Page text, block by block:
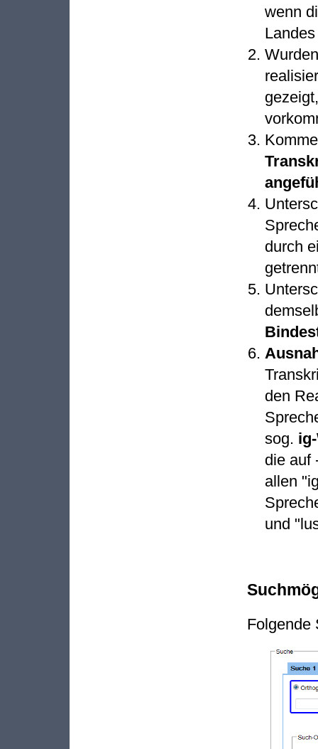
wenn
durch
den
sog.
die auf
allen
und
Folgende